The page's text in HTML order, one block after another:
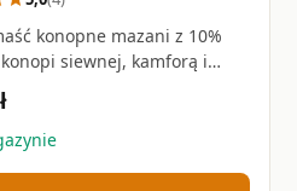
konopne mazani z 10%
siewnej, kamforą i
metylu – ulga dla
mięśni i stawów • 250 ml